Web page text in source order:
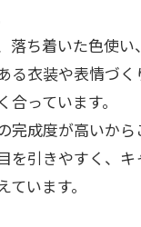
落ち着いた色使
る衣装や表情づく
っています。
完成度が高いか
を引きやすく、キ
います。